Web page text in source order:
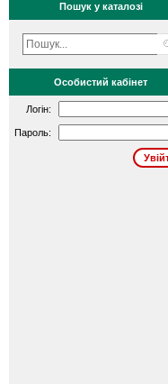
Пошук у каталозі
Особистий кабінет
Логін:
Пароль: